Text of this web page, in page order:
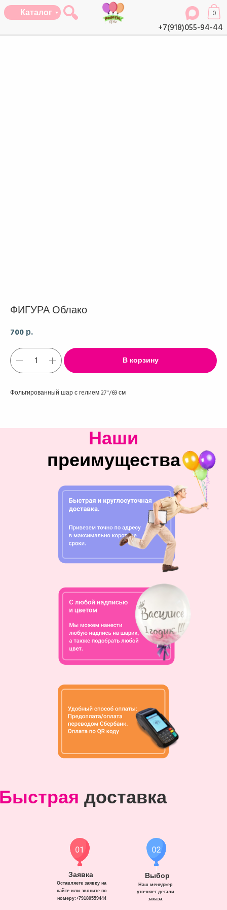
+7(918)055-94-44
0
Каталог
ФИГУРА Облако
700 р.
В корзину
Фольгированный шар с гелием 27"/69 см
Наши
преимущества
доставка
Заявка
Оставляете заявку на
сайте или звоните по
номеру:+79180559444
Выбор
Наш менеджер
уточняет детали
заказа.